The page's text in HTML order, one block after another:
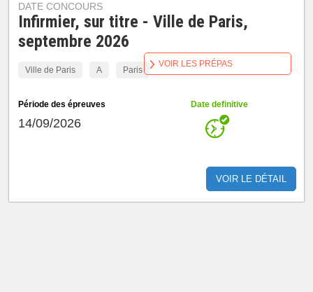
DATE CONCOURS
Infirmier, sur titre - Ville de Paris,
septembre 2026
Ville de Paris A Paris
Période des épreuves
14/09/2026
Date definitive
VOIR LE DÉTAIL
VOIR LES PRÉPAS